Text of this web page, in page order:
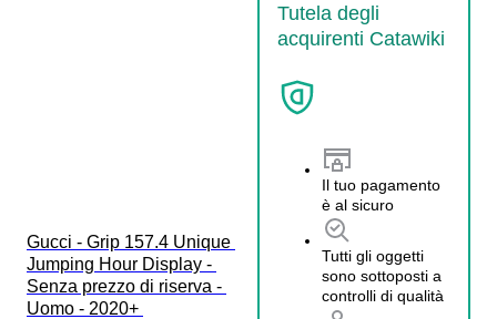
Tutela degli
acquirenti Catawiki
Il tuo pagamento
è al sicuro
Tutti gli oggetti
sono sottoposti a
controlli di qualità
Gucci - Grip 157.4 Unique
Jumping Hour Display -
Senza prezzo di riserva -
Uomo - 2020+